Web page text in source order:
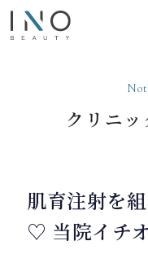
クリニ
肌育注射を
♡ 当院イチ